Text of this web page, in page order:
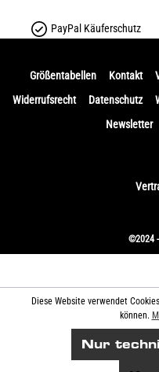
PayPal Käuferschutz
Größentabellen Kontakt
Widerrufsrecht
Datenschutz
Newsletter
©2024 -
Diese Website verwendet
können.
Nur